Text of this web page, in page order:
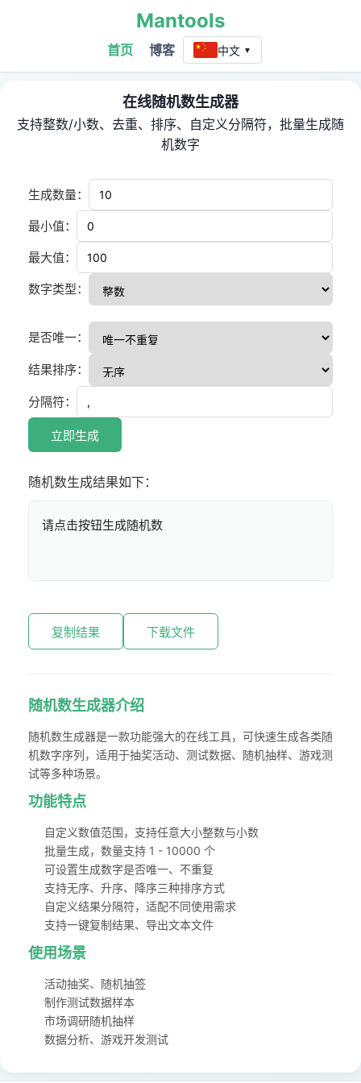
Mantools
首页 博客 中文 ▼
在线随机数生成器
支持整数/小数、去重、排序、自定义分隔符，批量生成随
机数字
生成数量：
最小值：
最大值：
数字类型：
是否唯一：
结果排序：
分隔符：
立即生成
随机数生成结果如下：
请点击按钮生成随机数
复制结果 下载文件
随机数生成器介绍
随机数生成器是一款功能强大的在线工具，可快速生成各类随
机数字序列，适用于抽奖活动、测试数据、随机抽样、游戏测
试等多种场景。
功能特点
自定义数值范围，支持任意大小整数与小数
批量生成，数量支持 1 - 10000 个
可设置生成数字是否唯一、不重复
支持无序、升序、降序三种排序方式
自定义结果分隔符，适配不同使用需求
支持一键复制结果、导出文本文件
使用场景
活动抽奖、随机抽签
制作测试数据样本
市场调研随机抽样
数据分析、游戏开发测试